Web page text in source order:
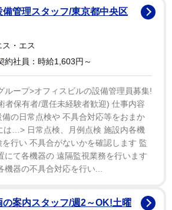
辞令もらってきました！」と記し、
退職とする。」と書かれた辞令を持
まる27年のニッポン放送勤務でした
！ まだ午後の勤務ありますけ
明日まとめてお伝えします!!」と
ァンからは「お疲れ様でした」「オ
レコーズは今もすごく思い出に残っ
らも活躍してください」「新たな活
ります」といった声が寄せられてい
管理スタッフ/東京都中央区
・エス
約社員：時給1,603円～
ループ>オフィスビルの設備管理員募集!
者保有者/選任未経験者歓迎) 仕事内容
の日常点検や 不具合対応等をおまか
は…> 日常点検、月例点検 施設内各機
行い 不具合がないかを確認します 監
にて各機器の 遠隔監視業務を行います
器の不具合対応を行い...
案内スタッフ/週2～OK!土曜